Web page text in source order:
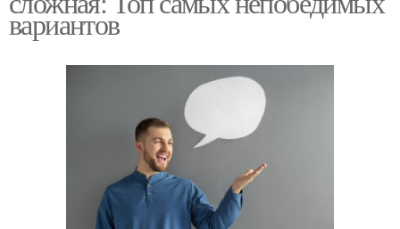
вариантов